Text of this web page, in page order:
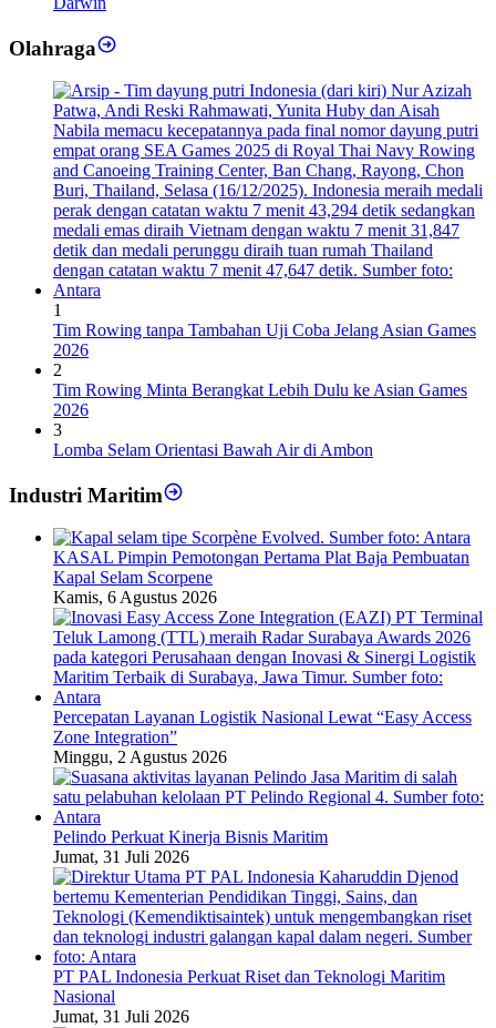
Olahraga
1
Tim Rowing tanpa Tambahan Uji Coba Jelang Asian Games
2026
2
Tim Rowing Minta Berangkat Lebih Dulu ke Asian Games
2026
3
Lomba Selam Orientasi Bawah Air di Ambon
Industri Maritim
KASAL Pimpin Pemotongan Pertama Plat Baja Pembuatan
Kapal Selam Scorpene
Kamis, 6 Agustus 2026
Percepatan Layanan Logistik Nasional Lewat “Easy Access
Zone Integration”
Minggu, 2 Agustus 2026
Pelindo Perkuat Kinerja Bisnis Maritim
Jumat, 31 Juli 2026
PT PAL Indonesia Perkuat Riset dan Teknologi Maritim
Nasional
Jumat, 31 Juli 2026